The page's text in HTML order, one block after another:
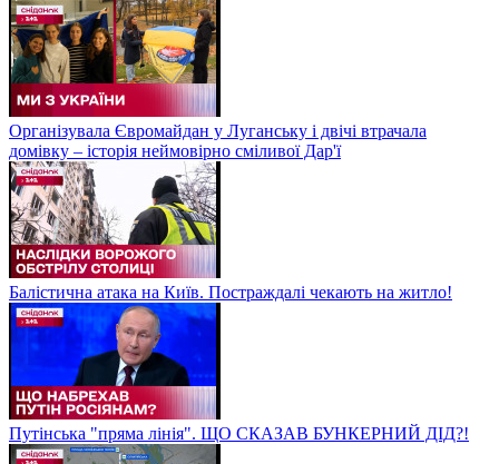
Організувала Євромайдан у Луганську і двічі втрачала
домівку – історія неймовірно сміливої Дар'ї
Балістична атака на Київ. Постраждалі чекають на житло!
Путінська "пряма лінія". ЩО СКАЗАВ БУНКЕРНИЙ ДІД?!